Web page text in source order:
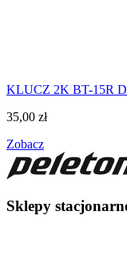
KLUCZ 2K BT-15R
35,00 zł
Zobacz
Sklepy